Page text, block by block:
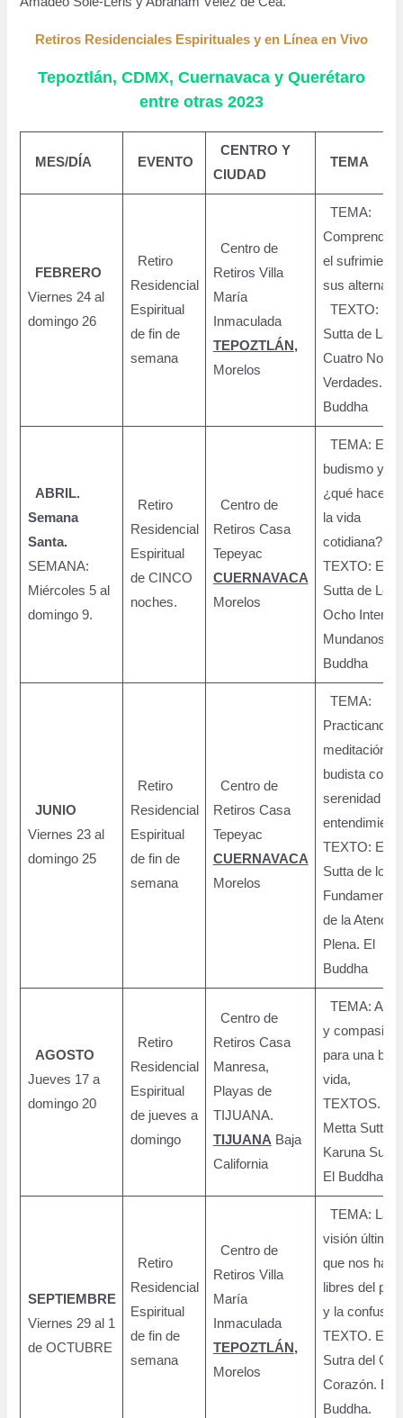
Retiros Residenciales Espirituales y en Línea en Vivo
Tepoztlán, CDMX, Cuernavaca y Querétaro
entre otras 2023
MES/DÍA EVENTO
CENTRO Y
CIUDAD
TEMA
FEBRERO
Viernes 24 al
domingo 26
Retiro
Residencial
Espiritual
de fin de
semana
Centro de
Retiros Villa
María
Inmaculada
TEPOZTLÁN ,
Morelos
TEMA:
el
sus
TEXTO: El
Sutta de Las
Cuatro
Verdades. El
Buddha
ABRIL.
Semana
Santa.
SEMANA:
Miércoles 5 al
domingo 9.
Retiro
Residencial
Espiritual
de CINCO
noches.
Centro de
Retiros Casa
Tepeyac
CUERNAVACA
Morelos
TEMA: El
budismo y
¿qué hacer
la vida
cotidiana?
TEXTO: El
Sutta de Los
Ocho
Mundanos. El
Buddha
JUNIO
Viernes 23 al
domingo 25
Retiro
Residencial
Espiritual
de fin de
semana
Centro de
Retiros Casa
Tepeyac
CUERNAVACA
Morelos
TEMA:
Practicando
meditación
budista como
serenidad y
TEXTO: El
Sutta de los
Fundamentos
de la
Plena. El
Buddha
AGOSTO
Jueves 17 a
domingo 20
Retiro
Residencial
Espiritual
de jueves a
domingo
Centro de
Retiros Casa
Manresa,
Playas de
TIJUANA.
TIJUANABaja
California
TEMA:
y compasión
para una
vida,
TEXTOS. El
Metta Sutta
Karuna Sutta.
El Buddha
SEPTIEMBRE
Viernes 29 al 1
de OCTUBRE
Retiro
Residencial
Espiritual
de fin de
semana
Centro de
Retiros Villa
María
Inmaculada
TEPOZTLÁN ,
Morelos
TEMA: La
visión última
que nos hace
libres del
y la
TEXTO. El
Sutra del
Corazón. El
Buddha.